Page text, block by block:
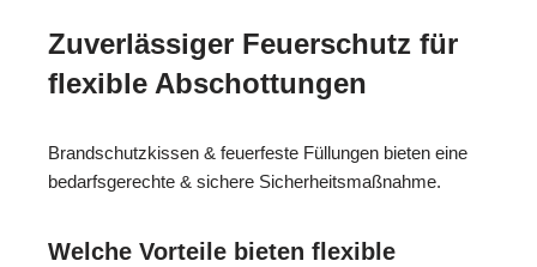
Zuverlässiger Feuerschutz für
flexible Abschottungen
Brandschutzkissen & feuerfeste Füllungen bieten eine
bedarfsgerechte & sichere Sicherheitsmaßnahme.
Welche Vorteile bieten flexible